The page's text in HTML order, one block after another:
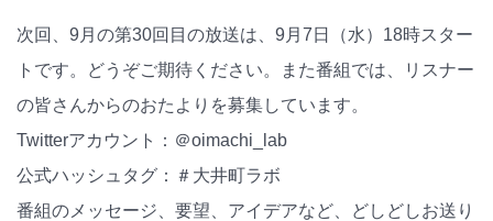
次回、9月の第30回目の放送は、9月7日（水）18時スター
トです。どうぞご期待ください。また番組では、リスナー
の皆さんからのおたよりを募集しています。
Twitterアカウント：＠oimachi_lab
公式ハッシュタグ：＃大井町ラボ
番組のメッセージ、要望、アイデアなど、どしどしお送り